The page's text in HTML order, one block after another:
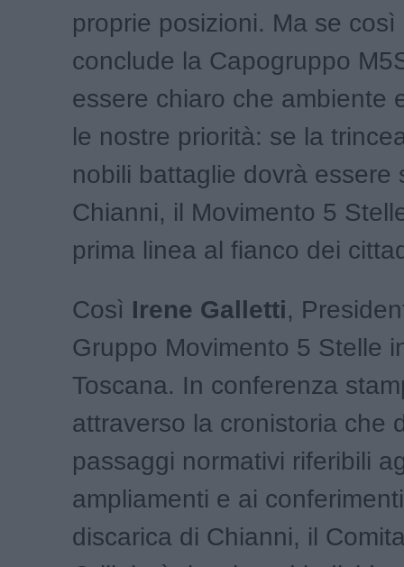
proprie posizioni. Ma se
conclude la Capogruppo
essere chiaro che ambiente
le nostre priorità: se la
nobili battaglie dovrà essere
Chianni, il Movimento 5
prima linea al fianco dei
Così Irene Galletti,
Gruppo Movimento 5 Stelle
Toscana. In conferenza
attraverso la cronistoria che
passaggi normativi riferibili
ampliamenti e ai
discarica di Chianni, il